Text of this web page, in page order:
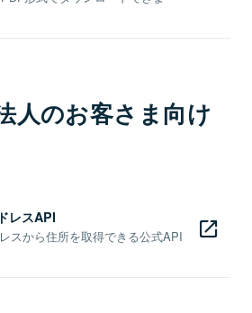
人のお客さま向け
レスAPI
スから住所を取得できる公式API